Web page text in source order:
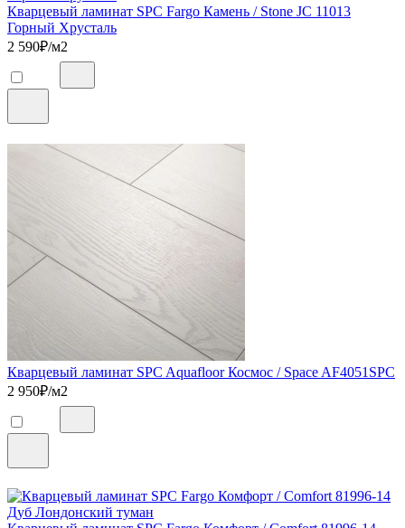
Кварцевый ламинат SPC Fargo Камень / Stone JC 11013
Горный Хрусталь
2 590₽/м2
Кварцевый ламинат SPC Aquafloor Космос / Space AF4051SPC
2 950₽/м2